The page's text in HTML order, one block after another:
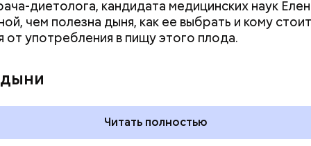
пьяного
праздники
и мире 5
и мире 4 августа
диетолога, кандидата медицинских наук
чем полезна дыня, как ее выбрать и кому стоит
от употребления в пищу этого плода.
Читать полностью